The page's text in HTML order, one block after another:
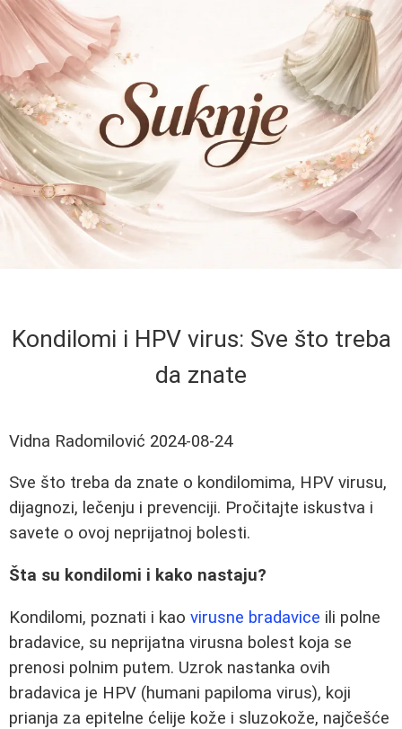
Kondilomi i HPV virus: Sve što treba
da znate
Vidna Radomilović 2024-08-24
Sve što treba da znate o kondilomima, HPV virusu,
dijagnozi, lečenju i prevenciji. Pročitajte iskustva i
savete o ovoj neprijatnoj bolesti.
Šta su kondilomi i kako nastaju?
Kondilomi, poznati i kao virusne bradavice ili polne
bradavice, su neprijatna virusna bolest koja se
prenosi polnim putem. Uzrok nastanka ovih
bradavica je HPV (humani papiloma virus), koji
prianja za epitelne ćelije kože i sluzokože, najčešće